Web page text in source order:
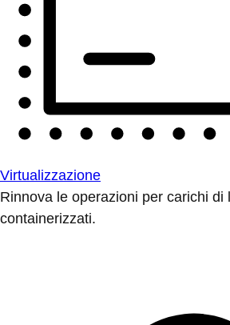
Virtualizzazione
Rinnova le operazioni per carichi di
containerizzati.